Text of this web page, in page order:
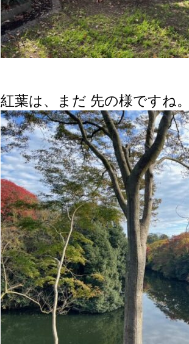
紅葉は、まだ 先の様ですね